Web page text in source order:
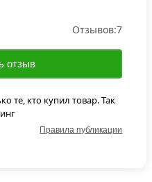
Отзывов:7
отзыв
те, кто купил товар. Так
Правила публикации